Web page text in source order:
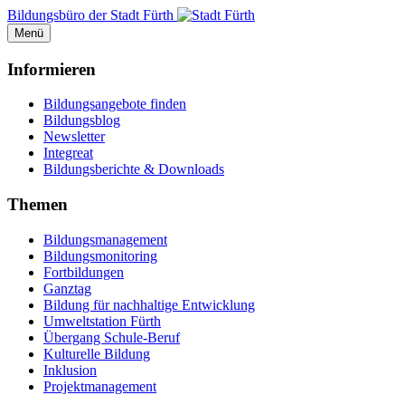
Bildungsbüro der Stadt Fürth
Menü
Informieren
Bildungsangebote finden
Bildungsblog
Newsletter
Integreat
Bildungsberichte & Downloads
Themen
Bildungsmanagement
Bildungsmonitoring
Fortbildungen
Ganztag
Bildung für nachhaltige Entwicklung
Umweltstation Fürth
Übergang Schule-Beruf
Kulturelle Bildung
Inklusion
Projektmanagement